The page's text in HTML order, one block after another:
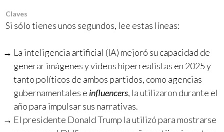
Claves
Si sólo tienes unos segundos, lee estas líneas:
La inteligencia artificial (IA) mejoró su capacidad de
generar imágenes y videos hiperrealistas en 2025 y
tanto políticos de ambos partidos, como agencias
gubernamentales e influencers, la utilizaron durante el
año para impulsar sus narrativas.
El presidente Donald Trump la utilizó para mostrarse